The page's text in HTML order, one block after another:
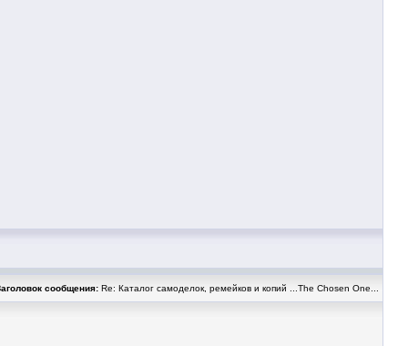
сообщения: Re: Каталог самоделок, ремейков и копий ...The Chosen One...